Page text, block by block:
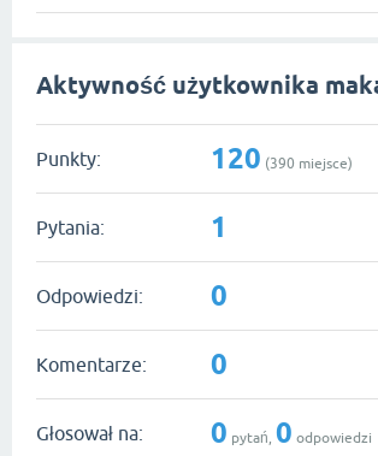
Aktywność użytkownika
Punkty: 120 (390 miejsce)
Pytania: 1
Odpowiedzi: 0
Komentarze: 0
Głosował na: 0 pytań, 0 odpowiedzi